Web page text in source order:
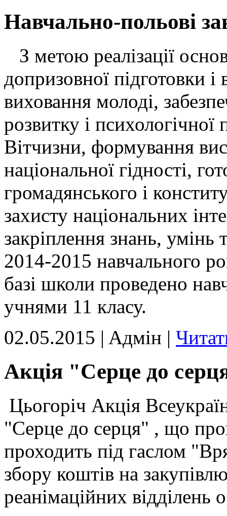
Навчально-польові
З метою реалізації
допризовної підготовки і
виховання молоді,
розвитку і психологічної
Вітчизни, формування
національної гідності,
громадянського і
захисту національних
закріплення знань,
2014-2015 навчального
базі школи проведено
учнями 11 класу.
02.05.2015 | Aдмін |
Акція "Серце до
Цьогоріч Акція
"Серце до серця" , що
проходить під гаслом
збору коштів на
реанімаційних відділень